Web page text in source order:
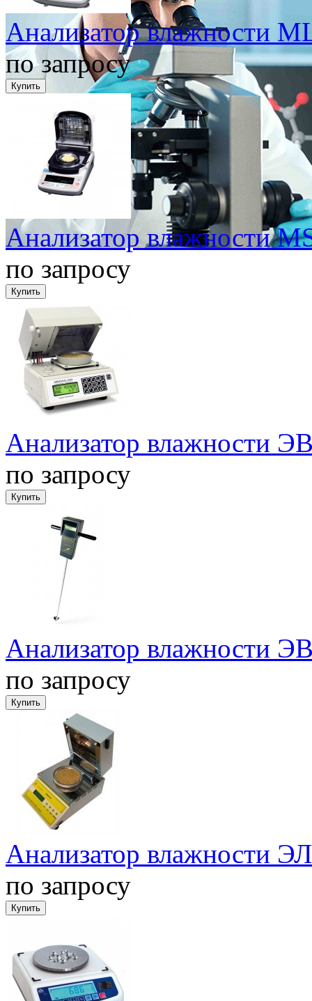
Анализатор влажности
по запросу
Анализатор влажности
по запросу
Анализатор влажности
по запросу
Анализатор влажности
по запросу
Анализатор влажности
по запросу